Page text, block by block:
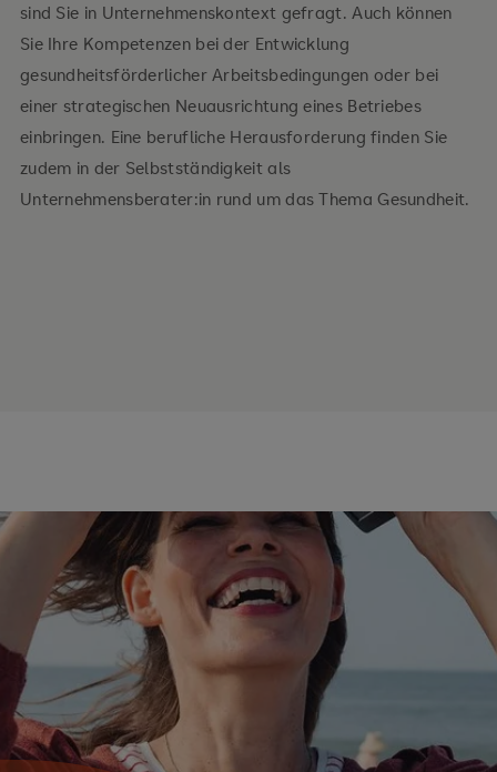
Gehen Sie Ihren Weg im Bereich Prävention,
Gesundheitsförderung und Rehabilitation.
Gesundheitswirtschaft und der Kranken- und
Unfallversicherungsbranche,
Bildungseinrichtungen oder auch Gemeinden und
öffentliche Verwaltungen als potenzielle
Arbeitgeber in Frage.
Spezialisieren Sie sich auf
Führung und
Gesundheit , stehen Sie für ein nachhaltiges und
verantwortungsbewusstes Management.
sind Sie in Unternehmenskontext gefragt. Auch können
Sie Ihre Kompetenzen bei der Entwicklung
gesundheitsförderlicher Arbeitsbedingungen oder bei
einer strategischen Neuausrichtung eines Betriebes
einbringen. Eine berufliche Herausforderung finden Sie
zudem in der Selbstständigkeit als
Unternehmensberater:in rund um das Thema Gesundheit.